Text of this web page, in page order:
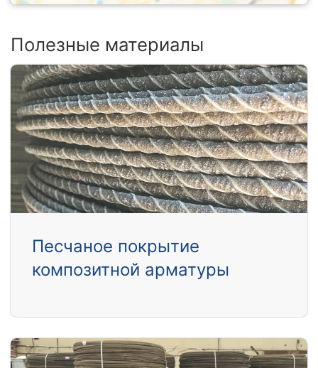
Полезные материалы
Песчаное покрытие
композитной арматуры